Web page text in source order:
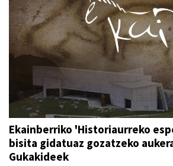
Ekainberriko 'Historiaurreko
bisita gidatuaz gozatzeko
Gukakideek